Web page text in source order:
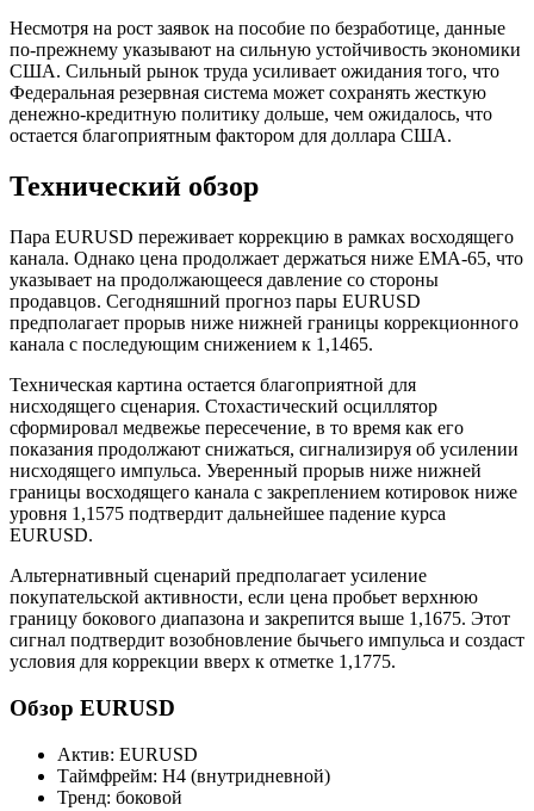
Несмотря на рост заявок на пособие по безработице, данные
по-прежнему указывают на сильную устойчивость экономики
США. Сильный рынок труда усиливает ожидания того, что
Федеральная резервная система может сохранять жесткую
денежно-кредитную политику дольше, чем ожидалось, что
остается благоприятным фактором для доллара США.
Технический обзор
Пара EURUSD переживает коррекцию в рамках восходящего
канала. Однако цена продолжает держаться ниже EMA-65, что
указывает на продолжающееся давление со стороны
продавцов. Сегодняшний прогноз пары EURUSD
предполагает прорыв ниже нижней границы коррекционного
канала с последующим снижением к 1,1465.
Техническая картина остается благоприятной для
нисходящего сценария. Стохастический осциллятор
сформировал медвежье пересечение, в то время как его
показания продолжают снижаться, сигнализируя об усилении
нисходящего импульса. Уверенный прорыв ниже нижней
границы восходящего канала с закреплением котировок ниже
уровня 1,1575 подтвердит дальнейшее падение курса
EURUSD.
Альтернативный сценарий предполагает усиление
покупательской активности, если цена пробьет верхнюю
границу бокового диапазона и закрепится выше 1,1675. Этот
сигнал подтвердит возобновление бычьего импульса и создаст
условия для коррекции вверх к отметке 1,1775.
Обзор EURUSD
Актив: EURUSD
Таймфрейм: H4 (внутридневной)
Тренд: боковой